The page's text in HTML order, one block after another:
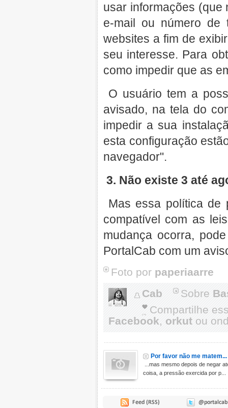
usar informações (que
e-mail ou número
websites a fim de
seu interesse. Para
como impedir que as
O usuário tem a
avisado, na tela do
impedir a sua
esta configuração
navegador".
3. Não existe 3 até
Mas essa política de
compatível com as
mudança ocorra,
PortalCab com um
Foto por paperiaarre
Cab
Sobre
Compartilhe
Facebook, orkut ou
Por favor não me matem...
...mas mesmo depois de negar
coisa, a pressão exercida por p...